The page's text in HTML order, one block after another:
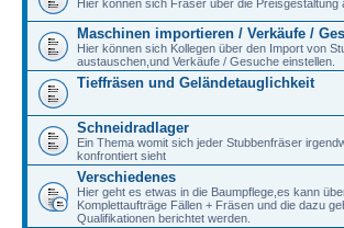
Hier können sich Fräser über die Preisgestaltung
Maschinen importieren / Verkäufe /
Hier können sich Kollegen über den Import von
austauschen,und Verkäufe / Gesuche einstellen.
Tieffräsen und Geländetauglichkeit
Schneidradlager
Ein Thema womit sich jeder Stubbenfräser
konfrontiert sieht
Verschiedenes
Hier geht es etwas in die Baumpflege,es kann
Komplettaufträge Fällen + Fräsen und die dazu
Qualifikationen berichtet werden.